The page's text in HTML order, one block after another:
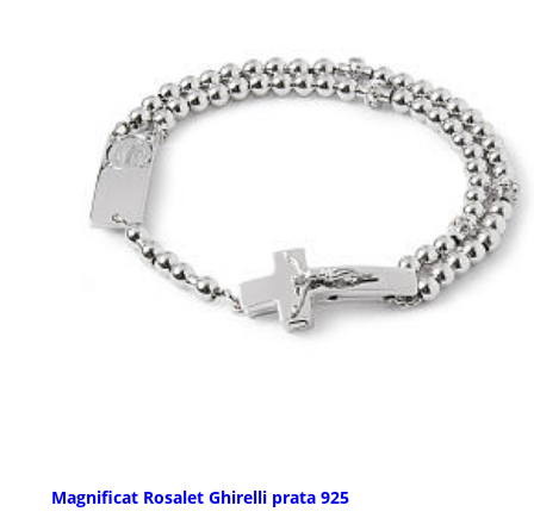
Magnificat Rosalet Ghirelli prata 925